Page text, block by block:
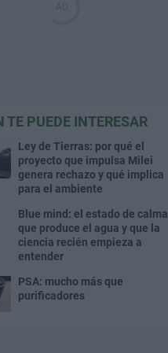
TE PUEDE INTERESAR
Ley de Tierras: por qué el
proyecto que impulsa Milei
genera rechazo y qué implica
para el ambiente
Blue mind: el estado de calma
que produce el agua y que la
ciencia recién empieza a
entender
PSA: mucho más que
purificadores